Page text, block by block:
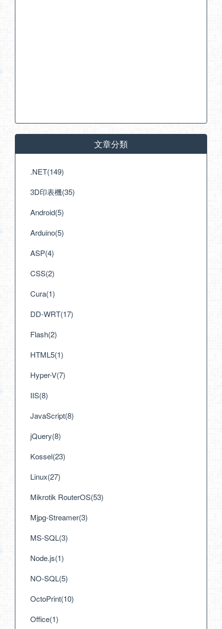
文章分類
.NET(149)
3D印表機(35)
Android(5)
Arduino(5)
ASP(4)
CSS(2)
Cura(1)
DD-WRT(17)
Flash(2)
HTML5(1)
Hyper-V(7)
IIS(8)
JavaScript(8)
jQuery(8)
Kossel(23)
Linux(27)
Mikrotik RouterOS(53)
Mjpg-Streamer(3)
MS-SQL(3)
Node.js(1)
NO-SQL(5)
OctoPrint(10)
Office(1)